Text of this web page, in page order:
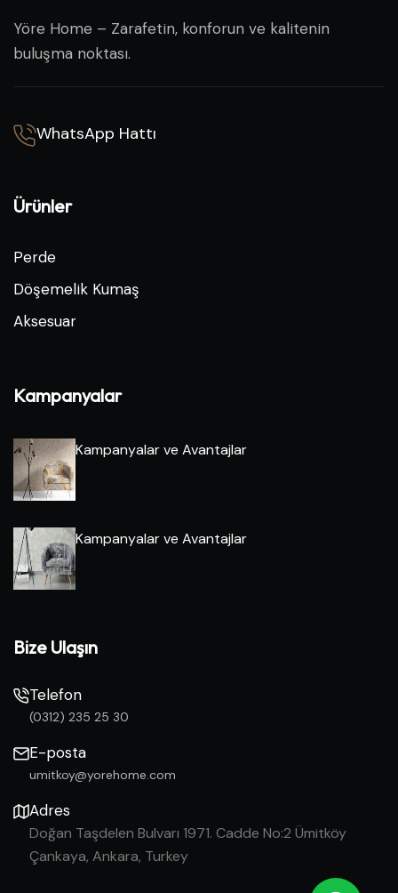
Yöre Home – Zarafetin, konforun ve kalitenin
buluşma noktası.
WhatsApp Hattı
Ürünler
Perde
Döşemelik Kumaş
Aksesuar
Kampanyalar
Kampanyalar ve Avantajlar
Kampanyalar ve Avantajlar
Bize Ulaşın
Telefon
(0312) 235 25 30
E-posta
umitkoy@yorehome.com
Adres
Doğan Taşdelen Bulvarı 1971. Cadde No:2 Ümitköy
Çankaya, Ankara, Turkey